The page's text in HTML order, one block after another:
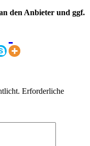
den Anbieter und ggf.
Erforderliche